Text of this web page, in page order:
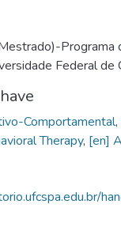
Programa
Federal
Comportamental,
Therapy, [en]